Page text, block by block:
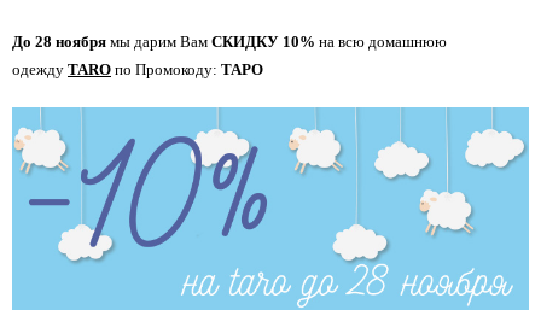
До 28 ноября мы дарим Вам СКИДКУ 10% на всю домашнюю
одежду TARO по Промокоду: ТАРО